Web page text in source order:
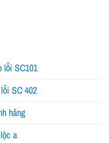
lỗi SC101
SC 402
hãng
a